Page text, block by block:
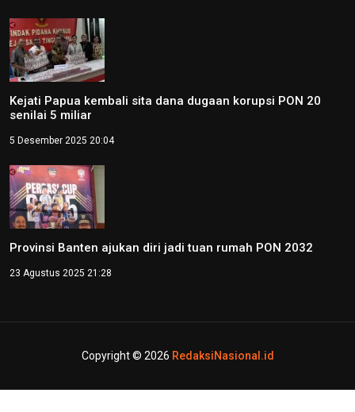
Kejati Papua kembali sita dana dugaan korupsi PON 20
senilai 5 miliar
5 Desember 2025 20:04
Provinsi Banten ajukan diri jadi tuan rumah PON 2032
23 Agustus 2025 21:28
Copyright © 2026 RedaksiNasional.id